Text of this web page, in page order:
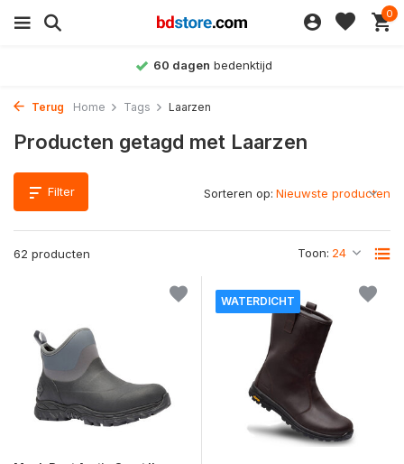
0
60 dagen bedenktijd
Terug Home Tags Laarzen
Producten getagd met Laarzen
Filter
62 producten Toon:
Sorteren op:
WATERDICHT